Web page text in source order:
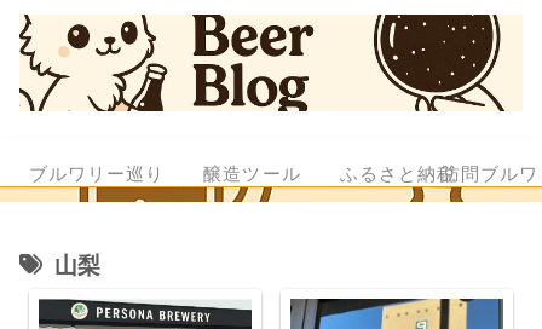
ブルワリー巡り 醸造ツール ふるさと納税訪問ブル
山梨